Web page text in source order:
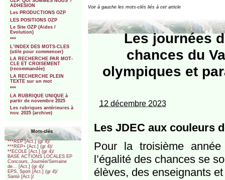
ADHESION
Les PRODUCTIONS OZP
LES POSITIONS OZP
Le Site OZP (Aides /
Evolution)
***
L’INDEX DES MOTS-CLES
(utile pour commencer)
LA RECHERCHE PAR MOT-
CLE ET CROISEMENT
(recommandée)
LA RECHERCHE PLEIN
TEXTE sur un mot
***
LA RUBRIQUE UNIQUE à
partir de novembre 2025
Les rubriques antérieures à
nov. 2025 (archive)
Mots-clés
***REP [Act.] (gr 4)/
***REP+ [Act.] (gr 4)/
**ECOLE [Act.] (gr 4)/
BASE ACTIONS LOCALES EP
Concours, Journée/Semaine
de... [Act.] (gr 4)/
EPS, Sport [Act.] (gr 4)/
Santé [Act.]/
Voir à gauche les mots-clés liés à cet article
Les journées
chances du
olympiques et
12 décembre 2023
Les JDEC aux couleurs
Pour la troisième
l’égalité des chances se
élèves, des enseignants